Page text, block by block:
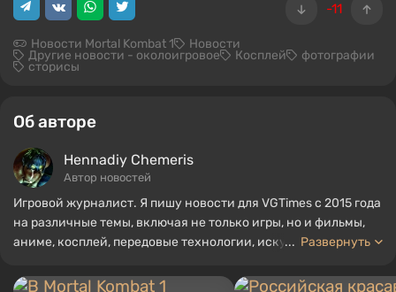
-11
Новости Mortal Kombat 1 Новости
Другие новости - околоигровое Косплей фотографии
сторисы
Об авторе
Hennadiy Chemеris
Автор новостей
Игровой журналист. Я пишу новости для VGTimes с 2015 года
на различные темы, включая не только игры, но и фильмы,
аниме, косплей, передовые технологии, искусственный
нескольких обзоров, топов, компиляций и других статей,
... Развернуть